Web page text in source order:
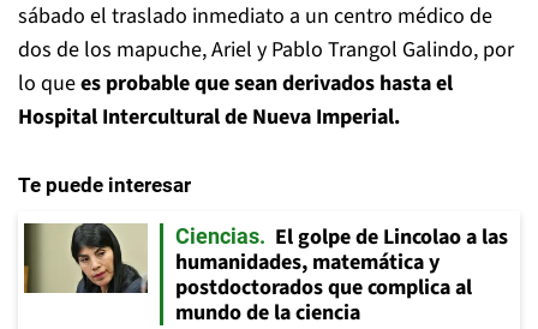
sábado el traslado inmediato a un centro médico de
dos de los mapuche, Ariel y Pablo Trangol Galindo, por
lo quees probable que sean derivados hasta el
Hospital Intercultural de Nueva Imperial.
Te puede interesar
Ciencias
El golpe de Lincolao a las
humanidades, matemática y
postdoctorados que complica al
mundo de la ciencia